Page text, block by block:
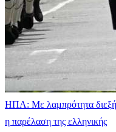
ΗΠΑ: Με λαμπρότητα
η παρέλαση της ελληνικής